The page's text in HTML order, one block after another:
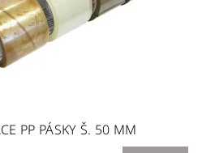
PP PÁSKY Š. 50 MM